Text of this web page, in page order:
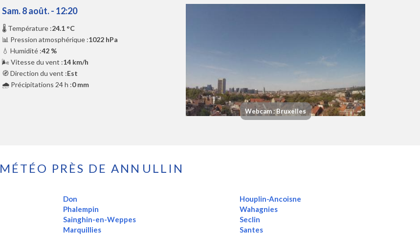
Sam. 8 août. - 12:20
🌡️ Température :24.1 °C
📊 Pression atmosphérique :1022 hPa
💧 Humidité :42 %
🌬️ Vitesse du vent :14 km/h
🧭 Direction du vent :Est
🌧️ Précipitations 24 h :0 mm
Webcam : Bruxelles
MÉTÉO PRÈS DE ANNULLIN
Don
Phalempin
Sainghin-en-Weppes
Marquillies
Houplin-Ancoisne
Wahagnies
Seclin
Santes